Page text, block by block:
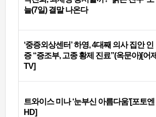
늘(7일) 결말 나온다
‘중증외상센터’ 하영, 4대째 의사 집안 인
증 “증조부, 고종 황제 진료”(옥문아)[어제
TV]
트와이스 미나 ‘눈부신 아름다움’[포토엔
HD]